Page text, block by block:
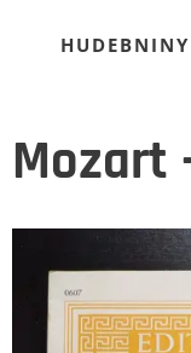
Mozart